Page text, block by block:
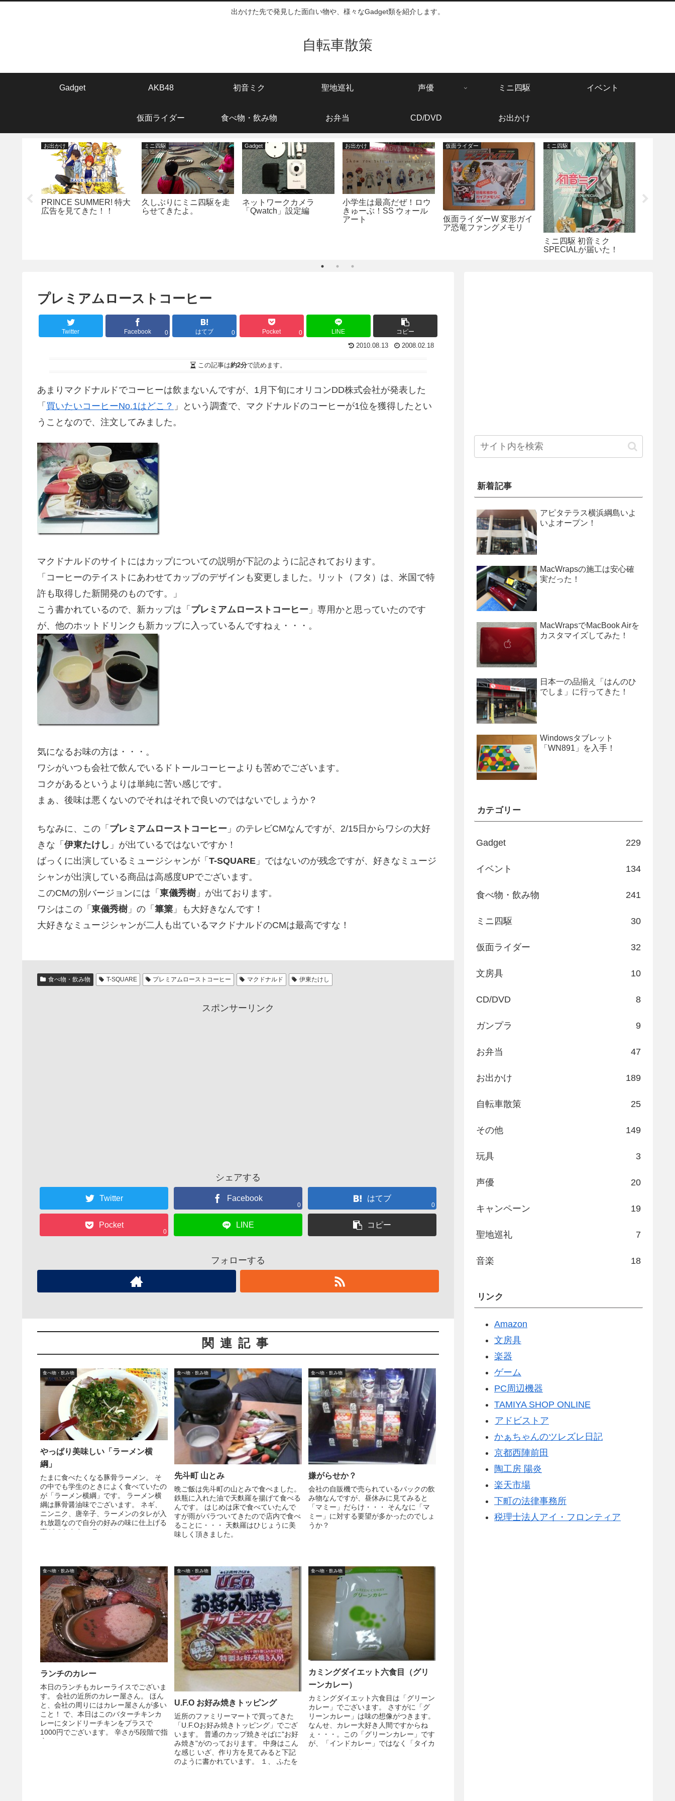
出かけた先で発見した面白い物や、様々なGadget類を紹介します。
自転車散策
Gadget AKB48 初音ミク 聖地巡礼 声優 ミニ四駆 イベント
仮面ライダー 食べ物・飲み物 お弁当 CD/DVD お出かけ
みくじ
お出かけ
PRINCE SUMMER! 特大
広告を見てきた！！
ミニ四駆
久しぶりにミニ四駆を走
らせてきたよ。
Gadget
ネットワークカメラ
「Qwatch」設定編
お出かけ
小学生は最高だぜ！ロウ
きゅーぶ！SS ウォール
アート
仮面ライダー
仮面ライダーW 変形ガイ
ア恐竜ファングメモリ
ミニ四駆
ミニ四駆 初音ミク
SPECIALが届いた！
セブン
プレミアムローストコーヒー
Twitter Facebook 0 はてブ 0 Pocket 0 LINE コピー
2010.08.13 2008.02.18
この記事は約2分で読めます。
あまりマクドナルドでコーヒーは飲まないんですが、1月下旬にオリコンDD株式会社が発表した
「 買いたいコーヒーNo.1はどこ？ 」という調査で、マクドナルドのコーヒーが1位を獲得したとい
うことなので、注文してみました。
マクドナルドのサイトにはカップについての説明が下記のように記されております。
「コーヒーのテイストにあわせてカップのデザインも変更しました。リット（フタ）は、米国で特
許も取得した新開発のものです。」
こう書かれているので、新カップは「 プレミアムローストコーヒー 」専用かと思っていたのです
が、他のホットドリンクも新カップに入っているんですねぇ・・・。
気になるお味の方は・・・。
ワシがいつも会社で飲んでいるドトールコーヒーよりも苦めでございます。
コクがあるというよりは単純に苦い感じです。
まぁ、後味は悪くないのでそれはそれで良いのではないでしょうか？
ちなみに、この「 プレミアムローストコーヒー 」のテレビCMなんですが、2/15日からワシの大好
きな「 伊東たけし 」が出ているではないですか！
ばっくに出演しているミュージシャンが「 T-SQUARE 」ではないのが残念ですが、好きなミュージ
シャンが出演している商品は高感度UPでございます。
このCMの別バージョンには「 東儀秀樹」が出ております。
ワシはこの「 東儀秀樹」の「 篳篥 」も大好きなんです！
大好きなミュージシャンが二人も出ているマクドナルドのCMは最高ですな！
食べ物・飲み物 T-SQUARE プレミアムローストコーヒー マクドナルド 伊東たけし
スポンサーリンク
シェアする
Twitter Facebook
0
はてブ
0
Pocket
0
LINE コピー
フォローする
関連記事
食べ物・飲み物
やっぱり美味しい「ラーメン横
綱」
たまに食べたくなる豚骨ラーメン。 そ
の中でも学生のときによく食べていたの
が「ラーメン横綱」です。 ラーメン横
綱は豚骨醤油味でございます。 ネギ、
ニンニク、唐辛子、ラーメンのタレが入
れ放題なので自分の好みの味に仕上げる
事ができます。 ラーメ...
食べ物・飲み物
先斗町 山とみ
晩ご飯は先斗町の山とみで食べました。
鉄瓶に入れた油で天麩羅を揚げて食べる
んです。 はじめは床で食べていたんで
すが雨がパラついてきたので店内で食べ
ることに・・・ 天麩羅はひじょうに美
味しく頂きました。
食べ物・飲み物
嫌がらせか？
会社の自販機で売られているバックの飲
み物なんですが、昼休みに見てみると
「マミー」だらけ・・・ そんなに「マ
ミー」に対する要望が多かったのでしょ
うか？
食べ物・飲み物
ランチのカレー
本日のランチもカレーライスでございま
す。 会社の近所のカレー屋さん。 ほん
と、会社の周りにはカレー屋さんが多い
こと！ で、本日はこのバターチキンカ
レーにタンドリーチキンをプラスで
1000円でございます。 辛さが5段階で指
定できる...
食べ物・飲み物
U.F.O お好み焼きトッピング
近所のファミリーマートで買ってきた
「U.F.Oお好み焼きトッピング」でござ
います。 普通のカップ焼きそばに"お好
み焼き"がのっております。 中身はこん
な感じ いざ、作り方を見てみると下記
のように書かれています。 １、 ふたを
はが...
食べ物・飲み物
カミングダイエット六食目（グリ
ーンカレー）
カミングダイエット六食目は「グリーン
カレー」でございます。 さすがに「グ
リーンカレー」は味の想像がつきます。
なんせ、カレー大好き人間ですからね
ぇ・・・。この「グリーンカレー」です
が、「インドカレー」ではなく「タイカ
レー」でございます。パク...
新着記事
アピタテラス横浜綱島いよ
いよオープン！
MacWrapsの施工は安心確
実だった！
MacWrapsでMacBook Airを
カスタマイズしてみた！
日本一の品揃え「はんのひ
でしま」に行ってきた！
Windowsタブレット
「WN891」を入手！
カテゴリー
Gadget 229
イベント 134
食べ物・飲み物 241
ミニ四駆 30
仮面ライダー 32
文房具 10
CD/DVD 8
ガンプラ 9
お弁当 47
お出かけ 189
自転車散策 25
その他 149
玩具 3
声優 20
キャンペーン 19
聖地巡礼 7
音楽 18
リンク
Amazon
文房具
楽器
ゲーム
PC周辺機器
TAMIYA SHOP ONLINE
アドビストア
かぁちゃんのツレズレ日記
京都西陣前田
陶工房 陽炎
楽天市場
下町の法律事務所
税理士法人アイ・フロンティア